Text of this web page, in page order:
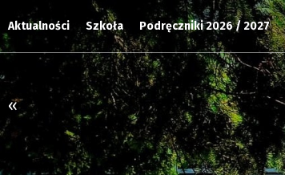
«
Aktualności Szkoła Podręczniki 2026 / 2027